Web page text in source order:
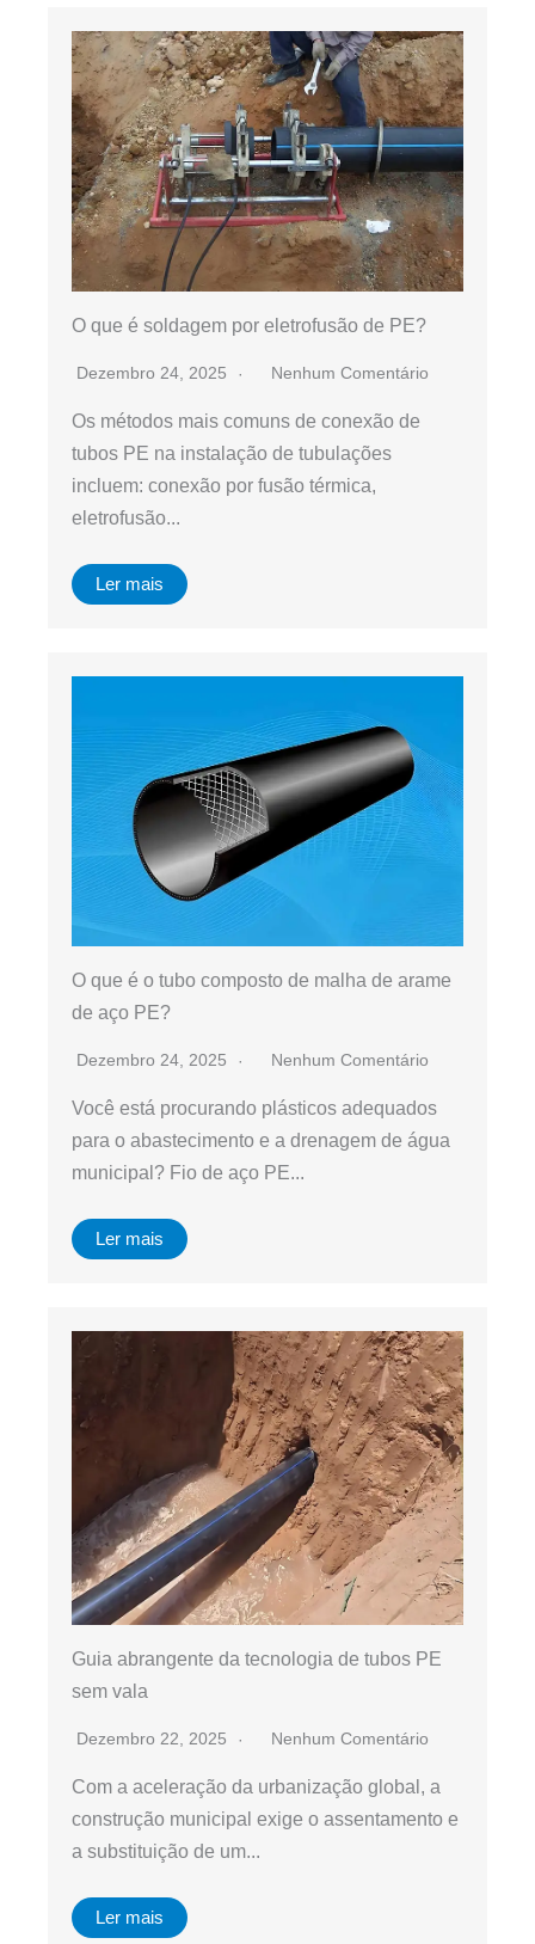
O que é soldagem por eletrofusão de PE?
Dezembro 24, 2025 Nenhum Comentário
Os métodos mais comuns de conexão de
tubos PE na instalação de tubulações
incluem: conexão por fusão térmica,
eletrofusão...
Ler mais
O que é o tubo composto de malha de arame
de aço PE?
Dezembro 24, 2025 Nenhum Comentário
Você está procurando plásticos adequados
para o abastecimento e a drenagem de água
municipal? Fio de aço PE...
Ler mais
Guia abrangente da tecnologia de tubos PE
sem vala
Dezembro 22, 2025 Nenhum Comentário
Com a aceleração da urbanização global, a
construção municipal exige o assentamento e
a substituição de um...
Ler mais